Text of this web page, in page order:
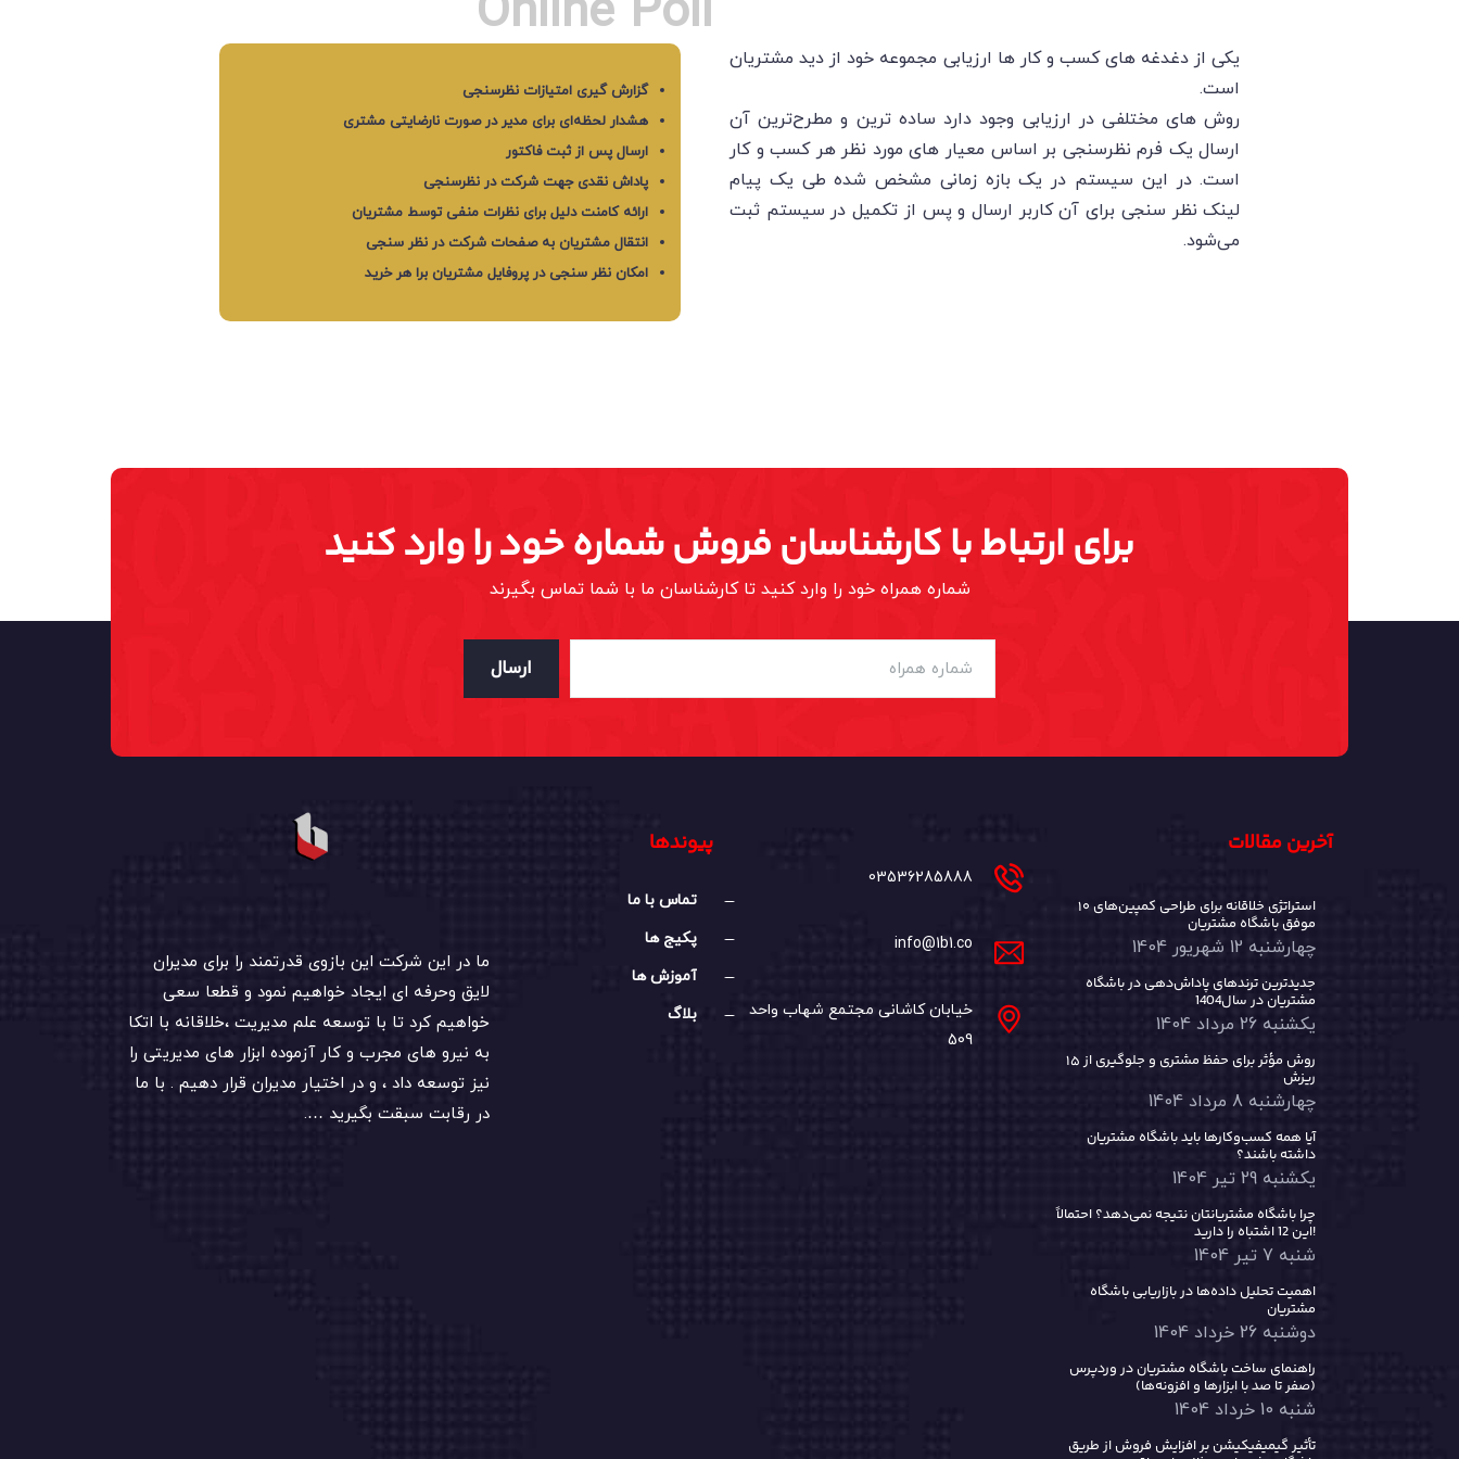
گزارش گیری امتیازات نظرسنجی
هشدار لحظه‌ای برای مدیر در صورت نارضایتی مشتری
ارسال پس از ثبت فاکتور
پاداش نقدی جهت شرکت در نظرسنجی
ارائه کامنت دلیل برای نظرات منفی توسط مشتریان
انتقال مشتریان به صفحات شرکت در نظر سنجی
امکان نظر سنجی در پروفایل مشتریان برا هر خرید
یکی از دغدغه های کسب و کار ها ارزیابی مجموعه خود از دید مشتریان
است.
روش های مختلفی در ارزیابی وجود دارد ساده ترین و مطرح‌تر‌ین آن
ارسال یک فرم نظرسنجی بر اساس معیار های مورد نظر هر کسب و کار
است. در این سیستم در یک بازه زمانی مشخص شده طی یک پیام
لینک نظر سنجی برای آن کاربر ارسال و پس از تکمیل در سیستم ثبت
می‌شود.
برای ارتباط با کارشناسان فروش شماره خود را وارد کنید
شماره همراه خود را وارد کنید تا کارشناسان ما با شما تماس بگیرند
ارسال
ما در این شرکت این بازوی قدرتمند را برای مدیران
لایق وحرفه ای ایجاد خواهیم نمود و قطعا سعی
خواهیم کرد تا با توسعه علم مدیریت ،خلاقانه با اتکا
به نیرو های مجرب و کار آزموده ابزار های مدیریتی را
نیز توسعه داد ، و در اختیار مدیران قرار دهیم . با ما
در رقابت سبقت بگیرید ….
پیوندها
تماس با ما
پکیج ها
آموزش ها
بلاگ
03536285888
info@1b1.co
خیابان کاشانی مجتمع شهاب واحد
509
آخرین مقالات
۱۰ استراتژی خلاقانه برای طراحی کمپین‌های
موفق باشگاه مشتریان
چهارشنبه 12 شهریور 1404
جدیدترین ترندهای پاداش‌دهی در باشگاه
مشتریان در سال1404
یکشنبه 26 مرداد 1404
۱۵ روش مؤثر برای حفظ مشتری و جلوگیری از
ریزش
چهارشنبه 8 مرداد 1404
آیا همه کسب‌وکارها باید باشگاه مشتریان
داشته باشند؟
یکشنبه 29 تیر 1404
چرا باشگاه مشتریانتان نتیجه نمی‌دهد؟ احتمالاً
این 12 اشتباه را دارید!
شنبه 7 تیر 1404
اهمیت تحلیل داده‌ها در بازاریابی باشگاه
مشتریان
دوشنبه 26 خرداد 1404
راهنمای ساخت باشگاه مشتریان در وردپرس
(صفر تا صد با ابزارها و افزونه‌ها)
شنبه 10 خرداد 1404
تأثیر گیمیفیکیشن بر افزایش فروش از طریق